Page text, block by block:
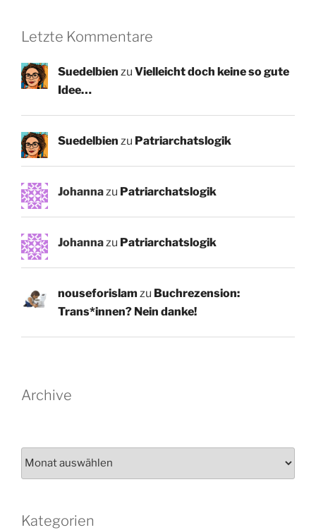
Letzte Kommentare
Suedelbien zu Vielleicht doch keine so gute
Idee…
Suedelbien zu Patriarchatslogik
Johanna zu Patriarchatslogik
Johanna zu Patriarchatslogik
nouseforislam zu Buchrezension:
Trans*innen? Nein danke!
Archive
Kategorien